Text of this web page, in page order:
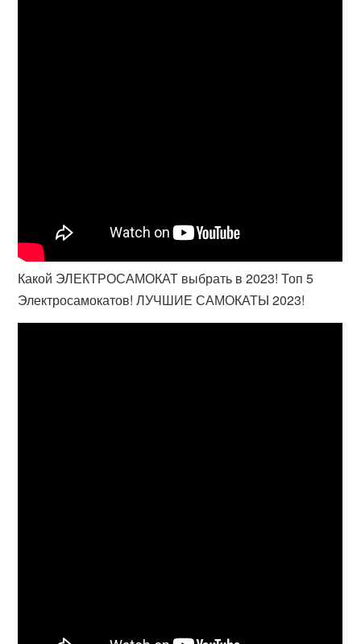
Какой ЭЛЕКТРОСАМОКАТ выбрать в 2023! Топ 5
Электросамокатов! ЛУЧШИЕ САМОКАТЫ 2023!